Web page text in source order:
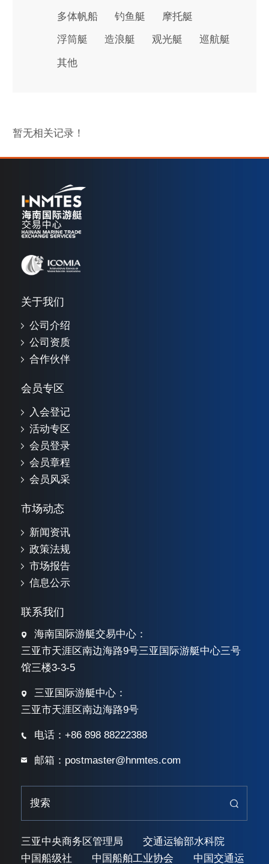
多体帆船 钓鱼艇 摩托艇
浮筒艇 造浪艇 观光艇 巡航艇
其他
暂无相关记录！
关于我们
公司介绍
公司资质
合作伙伴
会员专区
入会登记
活动专区
会员登录
会员章程
会员风采
市场动态
新闻资讯
政策法规
市场报告
信息公示
联系我们
海南国际游艇交易中心：
三亚市天涯区南边海路9号三亚国际游艇中心三号
馆三楼3-3-5
三亚国际游艇中心：
三亚市天涯区南边海路9号
电话：+86 898 88222388
邮箱：postmaster@hnmtes.com
三亚中央商务区管理局
交通运输部水科院
中国船级社
中国船舶工业协会 中国交通运